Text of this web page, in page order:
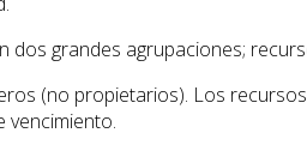
grandes agrupaciones;
(no propietarios). Los
vencimiento.